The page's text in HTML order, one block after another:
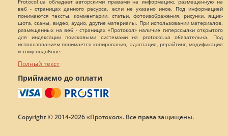
Protocol.ua обладает авторскими правами на информацию, размещенную на
веб - страницах данного ресурса, если не указано иное. Под информацией
понимаются тексты, комментарии, статьи, фотоизображения, рисунки, ящик-
шота, сканы, видео, аудио, другие материалы. При использовании материалов,
размещенных на веб - страницах «Протокол» наличие гиперссылки открытого
для индексации поисковыми системами на protocol.ua обязательна. Под
использованием понимается копирования, адаптация, рерайтинг, модификация
и тому подобное.
Полный текст
Приймаємо до оплати
Copyright © 2014-2026 «Протокол». Все права защищены.